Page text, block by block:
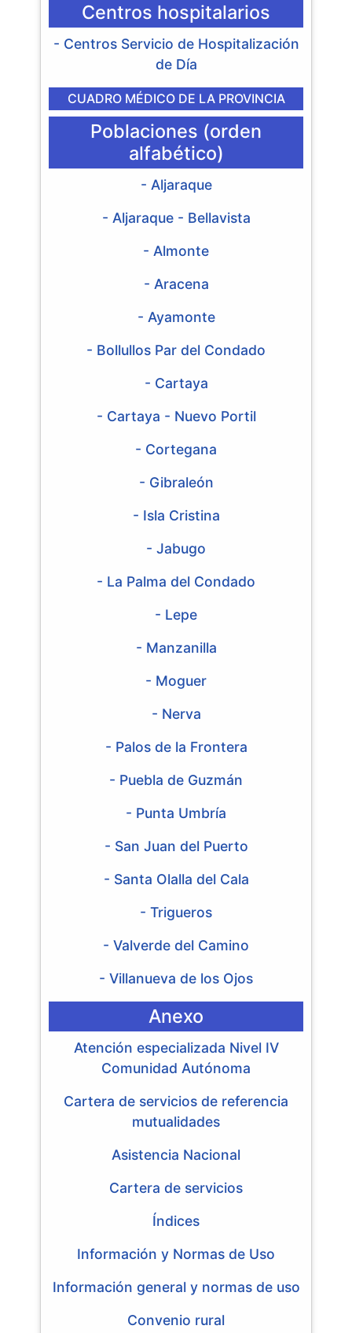
Centros hospitalarios
- Centros Servicio de Hospitalización
de Día
CUADRO MÉDICO DE LA PROVINCIA
Poblaciones (orden
alfabético)
- Aljaraque
- Aljaraque - Bellavista
- Almonte
- Aracena
- Ayamonte
- Bollullos Par del Condado
- Cartaya
- Cartaya - Nuevo Portil
- Cortegana
- Gibraleón
- Isla Cristina
- Jabugo
- La Palma del Condado
- Lepe
- Manzanilla
- Moguer
- Nerva
- Palos de la Frontera
- Puebla de Guzmán
- Punta Umbría
- San Juan del Puerto
- Santa Olalla del Cala
- Trigueros
- Valverde del Camino
- Villanueva de los Ojos
Anexo
Atención especializada Nivel IV
Comunidad Autónoma
Cartera de servicios de referencia
mutualidades
Asistencia Nacional
Cartera de servicios
Índices
Información y Normas de Uso
Información general y normas de uso
Convenio rural